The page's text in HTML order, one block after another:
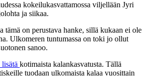
kokeilukasvattamossa viljellään Jyri
ja siikaa.
tämä on perustava hanke, sillä kukaan ei ole
Ulkomeren tuntumassa on toki jo ollut
sanoo.
kotimaista kalankasvatusta. Tällä
tuodaan ulkomaista kalaa vuosittain